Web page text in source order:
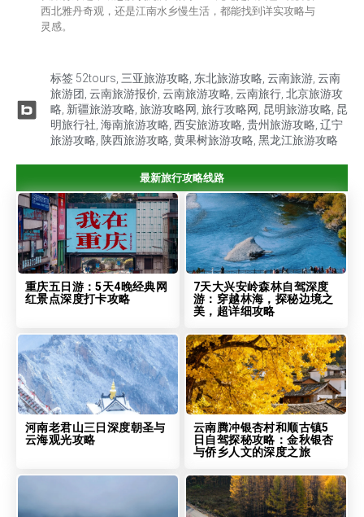
西北雅丹奇观，还是江南水乡慢生活，都能找到详实攻略与
灵感。
标签 52tours, 三亚旅游攻略, 东北旅游攻略, 云南旅游, 云南
旅游团, 云南旅游报价, 云南旅游攻略, 云南旅行, 北京旅游攻
略, 新疆旅游攻略, 旅游攻略网, 旅行攻略网, 昆明旅游攻略, 昆
明旅行社, 海南旅游攻略, 西安旅游攻略, 贵州旅游攻略, 辽宁
旅游攻略, 陕西旅游攻略, 黄果树旅游攻略, 黑龙江旅游攻略
最新旅行攻略线路
重庆五日游：5天4晚经典网
红景点深度打卡攻略
7天大兴安岭森林自驾深度
游：穿越林海，探秘边境之
美，超详细攻略
河南老君山三日深度朝圣与
云海观光攻略
云南腾冲银杏村和顺古镇5
日自驾探秘攻略：金秋银杏
与侨乡人文的深度之旅